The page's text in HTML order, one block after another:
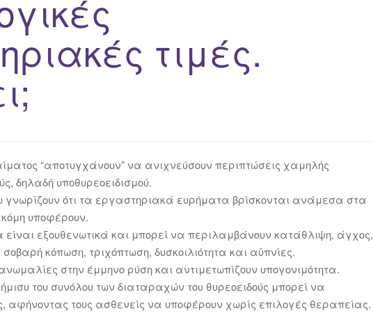
τιμές.
“αποτυγχάνουν” να ανιχνεύσoυν περιπτώσεις χαμηλής
δηλαδή υποθυρεοειδισμού.
γνωρίζουν ότι τα εργαστηριακά ευρήματα βρίσκονται ανάμεσα στα
υποφέρουν.
εξουθενωτικά και μπορεί να περιλαμβάνουν κατάθλιψη, άγχος,
σοβαρή κόπωση, τριχόπτωση, δυσκοιλιότητα και αϋπνίες.
στην έμμηνο ρύση και αντιμετωπίζουν υπογονιμότητα.
του συνόλου των διαταραχών του θυρεοειδούς μπορεί να
τους ασθενείς να υποφέρουν χωρίς επιλογές θεραπείας.